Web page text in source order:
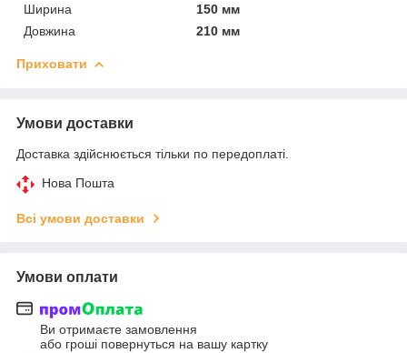
Ширина
150 мм
Довжина
210 мм
Приховати
Умови доставки
Доставка здійснюється тільки по передоплаті.
Нова Пошта
Всі умови доставки
Умови оплати
Ви отримаєте замовлення
або гроші повернуться на вашу картку